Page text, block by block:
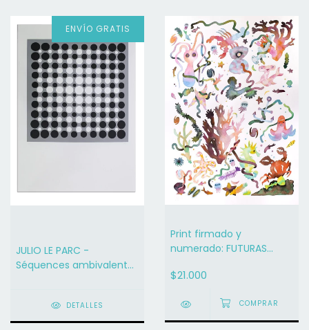
ENVÍO GRATIS
JULIO LE PARC -
Séquences ambivalentes
DETALLES
Print firmado y
numerado: FUTURAS
SOLER 12
$21.000